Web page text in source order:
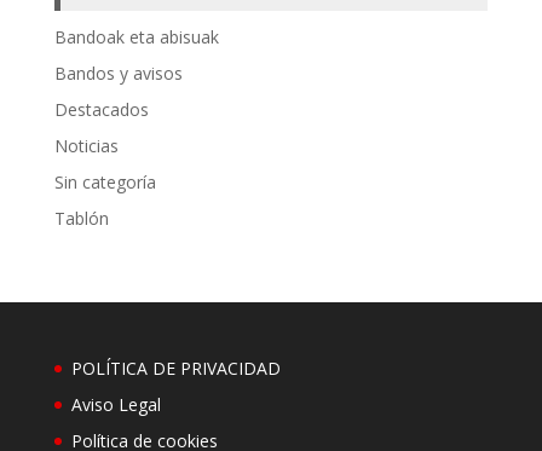
Bandoak eta abisuak
Bandos y avisos
Destacados
Noticias
Sin categoría
Tablón
POLÍTICA DE PRIVACIDAD
Aviso Legal
Política de cookies